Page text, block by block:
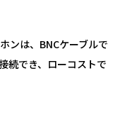
ンは、BNCケーブルで
続でき、ローコストで